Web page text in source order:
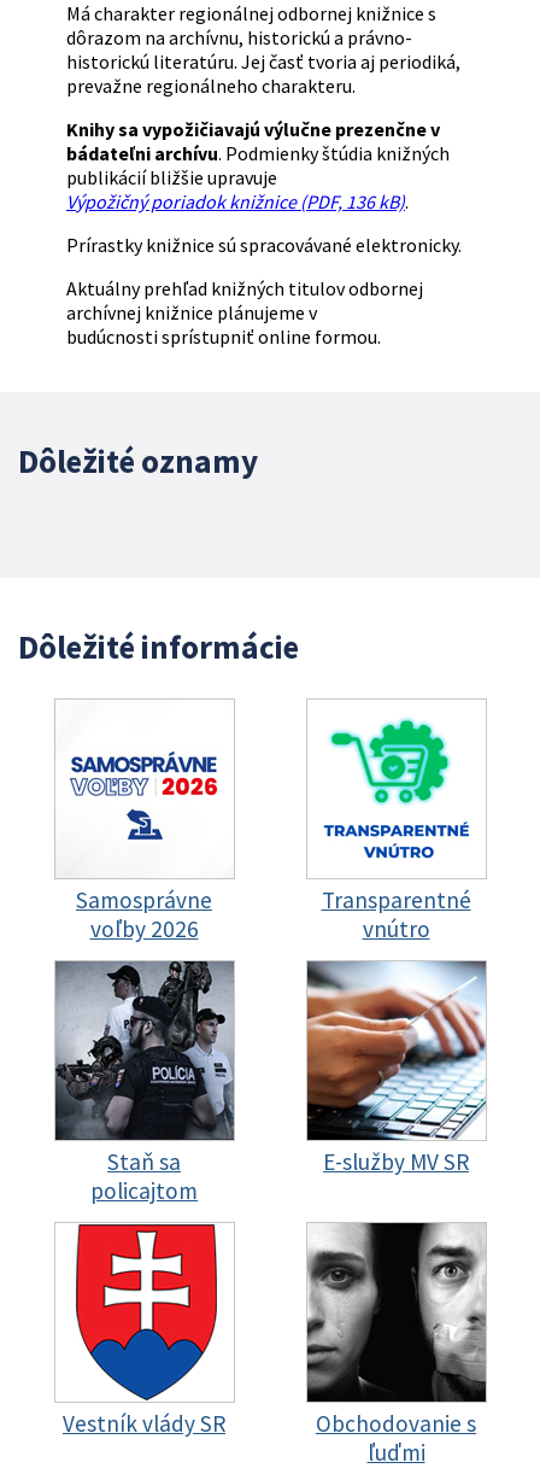
Má charakter regionálnej odbornej knižnice s
dôrazom na archívnu, historickú a právno-
historickú literatúru. Jej časť tvoria aj periodiká,
prevažne regionálneho charakteru.
Knihy sa vypožičiavajú výlučne prezenčne v
bádateľni archívu. Podmienky štúdia knižných
publikácií bližšie upravuje
Výpožičný poriadok knižnice(PDF, 136 kB).
Prírastky knižnice sú spracovávané elektronicky.
Aktuálny prehľad knižných titulov odbornej
archívnej knižnice plánujeme v
budúcnosti sprístupniť online formou.
Dôležité oznamy
Dôležité informácie
Samosprávne
voľby 2026
Transparentné
vnútro
Staň sa
policajtom
E-služby MV SR
Vestník vlády SR
Obchodovanie s
ľuďmi